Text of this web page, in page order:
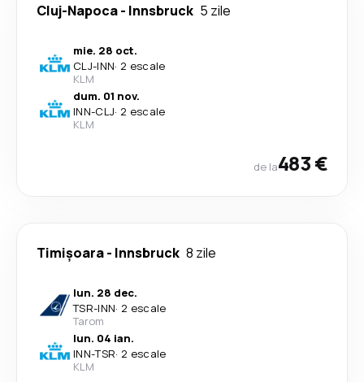
Cluj-Napoca- Innsbruck 5 zile
mie. 28 oct.
CLJ-INN· 2 escale
KLM
dum. 01 nov.
INN-CLJ· 2 escale
KLM
de la483 €
Timișoara- Innsbruck 8 zile
lun. 28 dec.
TSR-INN· 2 escale
Tarom
lun. 04 ian.
INN-TSR· 2 escale
KLM